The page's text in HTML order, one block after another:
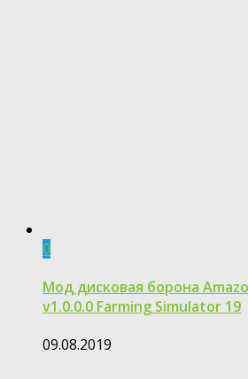
0
Мод дисковая борона
v1.0.0.0 Farming Simulator 19
09.08.2019